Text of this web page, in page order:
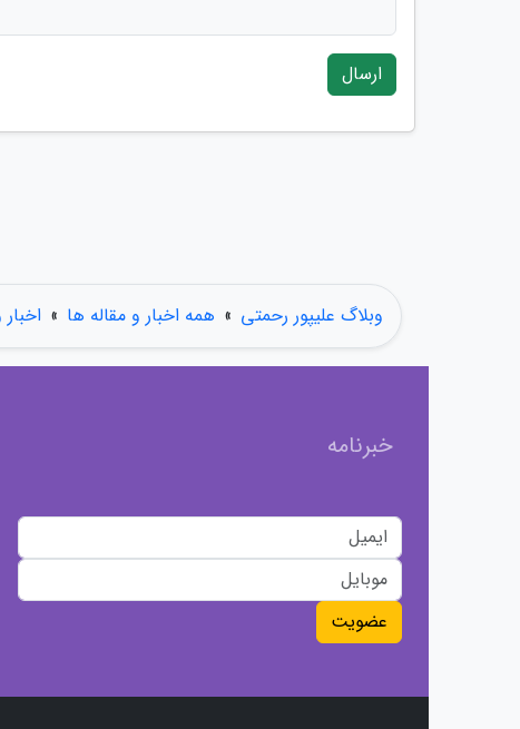
ارسال
وبلاگ علیپور رحمتی » همه اخبار و مقاله ها »
خبرنامه
عضویت